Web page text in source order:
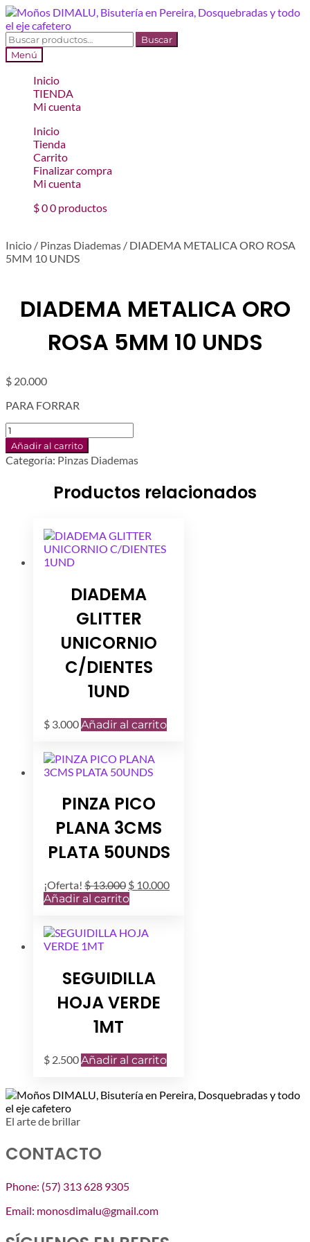
Ir
a
la
navegación
Ir
al
contenido
Buscar
por:
Buscar
Menú
Inicio
TIENDA
Mi cuenta
Inicio
Tienda
Carrito
Finalizar compra
Mi cuenta
$00 productos
Inicio / Pinzas Diademas / DIADEMA METALICA ORO ROSA
5MM 10 UNDS
DIADEMA METALICA ORO
ROSA 5MM 10 UNDS
$ 20.000
PARA FORRAR
DIADEMA
METALICA
ORO
ROSA
Añadir al carrito
Categoría: Pinzas Diademas
Productos relacionados
DIADEMA
GLITTER
UNICORNIO
C/DIENTES
1UND
$ 3.000Añadir al carrito
PINZA PICO
PLANA 3CMS
PLATA 50UNDS
¡Oferta! $13.000 El
precio
$ 13.000.
$ 10.000El
Añadir al carrito
SEGUIDILLA
HOJA VERDE
1MT
$ 2.500Añadir al carrito
El arte de brillar
CONTACTO
Phone: (57) 313 628 9305
Email: monosdimalu@gmail.com